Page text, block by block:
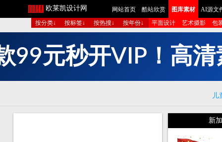
欧莱凯设计网 网站首页 酷站欣赏 图库素材
AI源文
按分类↓
按标签↓ 按热搜↓ 按年份↓ 平面设计 艺术摄影 包
99元秒开V P ！ 高清
儿
新